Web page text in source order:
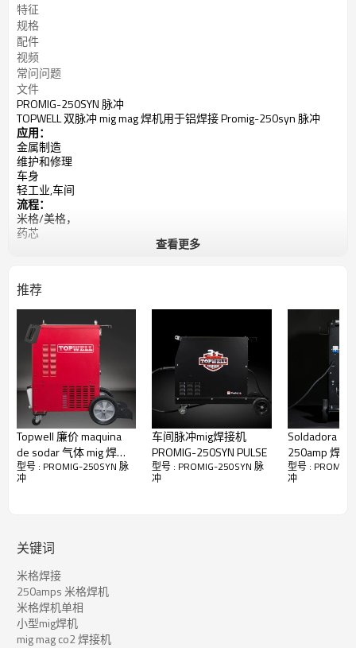
特征
规格
配件
视频
常问问题
文件
PROMIG-250SYN 脉冲
TOPWELL 双脉冲 mig mag 焊机用于铝焊接 Promig-250syn 脉冲
应用：
金属制造
维护和修理
车身
轻工业,车间
流程：
米格/美格，
药芯
40°C (104°F) 时的额定输出：
重量：32KG
真正的脉冲焊接优秀
大多数人认为脉冲功能仅用于焊接铝和不锈钢。我们制造
PROMIG-250SYN PULSE 不仅使用脉冲，还使用低碳钢！真正的喷
射电弧转移在电极末端形成熔融金属液滴，然后添加适量的电流以
推动该液滴穿过电弧并进入熔池。通过练习数千次焊接工作，针对
不同材料和不同情况改进了脉冲曲线。选择 JOB-LISTS 后，波形控
制系统会根据您的技术不断监控复杂的电弧特性，以提供平滑、稳
定的电弧、优质、可重复的焊接。无论是低碳钢、不锈钢还是铝，
PROMIG-250SYN PULSE 都能确保您焊接出色且充满乐趣。
查看更多
推荐
Topwell 廉价 maquina
de sodar 气体 mig 焊机
Alumig-500CP
型号 : PROMIG-250SYN 脉
冲
车间脉冲mig焊接机
PROMIG-250SYN PULSE
型号 : PROMIG-250SYN 脉
冲
Soldadora 脉
250amp 焊接
PROMIG-
型号 :
冲
关键词
米格焊接
250amps 米格焊机
米格焊机单相
小型mig焊机
mig mag co2 焊接机